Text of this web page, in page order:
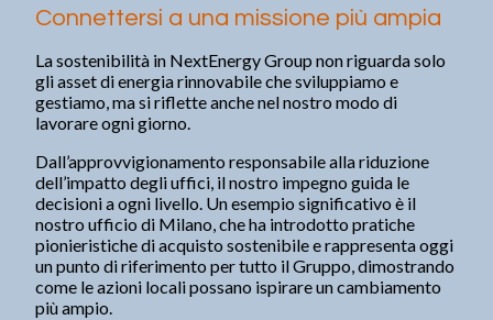
Connettersi a una missione più ampia
La sostenibilità in NextEnergy Group non riguarda solo
gli asset di energia rinnovabile che sviluppiamo e
gestiamo, ma si riflette anche nel nostro modo di
lavorare ogni giorno.
Dall’approvvigionamento responsabile alla riduzione
dell’impatto degli uffici, il nostro impegno guida le
decisioni a ogni livello. Un esempio significativo è il
nostro ufficio di Milano, che ha introdotto pratiche
pionieristiche di acquisto sostenibile e rappresenta oggi
un punto di riferimento per tutto il Gruppo, dimostrando
come le azioni locali possano ispirare un cambiamento
più ampio.